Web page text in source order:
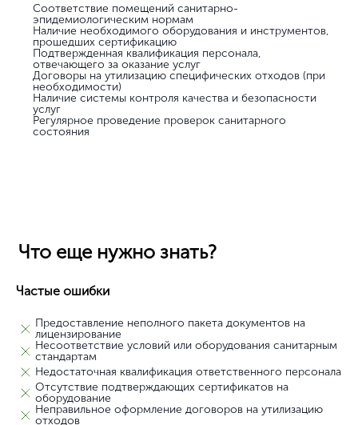
Соответствие помещений санитарно-
эпидемиологическим нормам
Наличие необходимого оборудования и инструментов,
прошедших сертификацию
Подтвержденная квалификация персонала,
отвечающего за оказание услуг
Договоры на утилизацию специфических отходов (при
необходимости)
Наличие системы контроля качества и безопасности
услуг
Регулярное проведение проверок санитарного
состояния
Что еще нужно знать?
Частые ошибки
Предоставление неполного пакета документов на
лицензирование
Несоответствие условий или оборудования санитарным
стандартам
Недостаточная квалификация ответственного персонала
Отсутствие подтверждающих сертификатов на
оборудование
Неправильное оформление договоров на утилизацию
отходов